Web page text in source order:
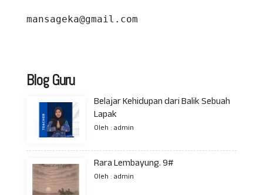
mansageka@gmail.com
Blog Guru
Belajar Kehidupan dari Balik Sebuah
Lapak
Oleh : admin
Rara Lembayung. 9#
Oleh : admin